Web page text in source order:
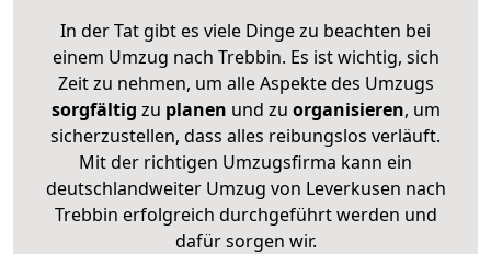
In der Tat gibt es viele Dinge zu beachten bei
einem Umzug nach Trebbin. Es ist wichtig, sich
Zeit zu nehmen, um alle Aspekte des Umzugs
sorgfältig zu planen und zu organisieren, um
sicherzustellen, dass alles reibungslos verläuft.
Mit der richtigen Umzugsfirma kann ein
deutschlandweiter Umzug von Leverkusen nach
Trebbin erfolgreich durchgeführt werden und
dafür sorgen wir.